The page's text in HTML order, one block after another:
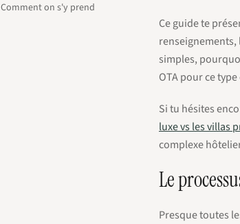
Comment on s'y prend
Ce guide te
renseignements,
simples,
OTA pour ce
Si tu hésites
luxe vs les villas
complexe
Le
Presque toutes